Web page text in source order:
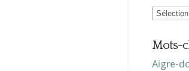
Vieilles
Mots-
Aigre-